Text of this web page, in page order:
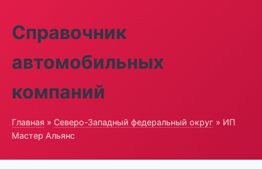
Справочник
автомобильных
компаний
Главная » Северо-Западный федеральный округ » ИП
Мастер Альянс